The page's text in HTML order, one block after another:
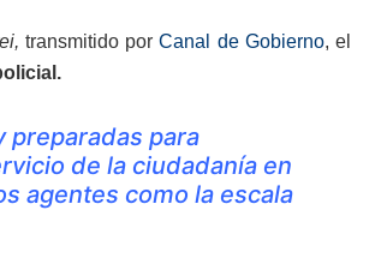
transmitido por Canal de Gobierno, el
preparadas para
de la ciudadanía en
agentes como la escala